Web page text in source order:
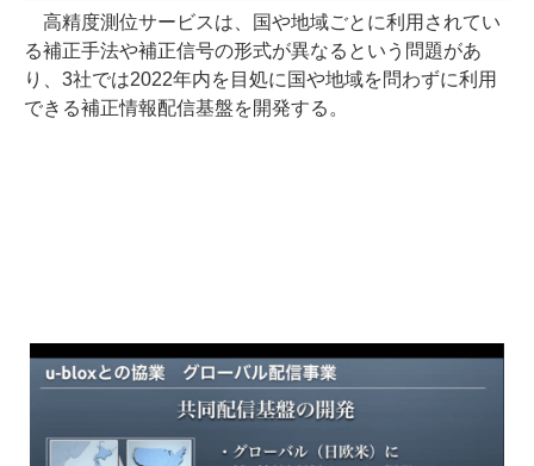
高精度測位サービスは、国や地域ごとに利用されてい
る補正手法や補正信号の形式が異なるという問題があ
り、3社では2022年内を目処に国や地域を問わずに利用
できる補正情報配信基盤を開発する。